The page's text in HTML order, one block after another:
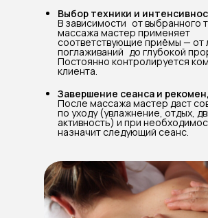
Общий релакс
Выбор техники и
В зависимости от выбранного
массажа мастер применяет
соответствующие приёмы — от
поглаживаний до глубокой
Постоянно контролируется
клиента.
Завершение сеанса и
После массажа мастер даст
по уходу (увлажнение, отдых,
активность) и при
назначит следующий сеанс.